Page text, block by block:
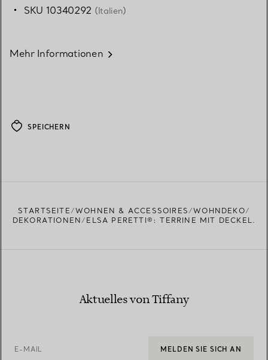
SKU 10340292 (Italien)
Mehr Informationen
SPEICHERN
STARTSEITE WOHNEN & ACCESSOIRES
WOHNDEKO
DEKORATIONEN
ELSA PERETTI®: TERRINE MIT DECKEL.
Aktuelles von Tiffany
E-MAIL MELDEN SIE SICH AN